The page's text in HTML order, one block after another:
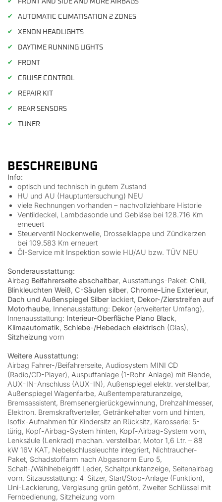
✔ FRONT AND SIDE AND MORE AIRBAGS
✔ AUTOMATIC CLIMATISATION 2 ZONES
✔ XENON HEADLIGHTS
✔ DAYTIME RUNNING LIGHTS
✔ FRONT
✔ CRUISE CONTROL
✔ REPAIR KIT
✔ REAR SENSORS
✔ TUNER
BESCHREIBUNG
Info:
optisch und technisch in gutem Zustand
HU und AU (Hauptuntersuchung) NEU
viele Rechnungen vorhanden – nachvollziehbare Historie
Ventildeckel, Lambdasonde und Gebläse bei 128.716 Km
erneuert
Steuerventil Nockenwelle, Drosselklappe und Zündkerzen
bei 109.583 Km erneuert
Öl-Service mit Inspektion sowie HU/AU bzw. TÜV NEU
Sonderausstattung:
Airbag Beifahrerseite abschaltbar, Ausstattungs-Paket: Chili,
Blinkleuchten Weiß, C-Säulen silber, Chrome-Line Exterieur,
Dach und Außenspiegel Silber lackiert, Dekor-/Zierstreifen auf
Motorhaube, Innenausstattung: Dekor (erweiterter Umfang),
Innenausstattung: Interieur-Oberfläche Piano Black,
Klimaautomatik, Schiebe-/Hebedach elektrisch (Glas),
Sitzheizung vorn
Weitere Ausstattung:
Airbag Fahrer-/Beifahrerseite, Audiosystem MINI CD
(Radio/CD-Player), Auspuffanlage (1-Rohr-Anlage) mit Blende,
AUX-IN-Anschluss (AUX-IN), Außenspiegel elektr. verstellbar,
Außenspiegel Wagenfarbe, Außentemperaturanzeige,
Bremsassistent, Bremsenergierückgewinnung, Drehzahlmesser,
Elektron. Bremskraftverteiler, Getränkehalter vorn und hinten,
Isofix-Aufnahmen für Kindersitz an Rücksitz, Karosserie: 5-
türig, Kopf-Airbag-System hinten, Kopf-Airbag-System vorn,
Lenksäule (Lenkrad) mechan. verstellbar, Motor 1,6 Ltr. – 88
kW 16V KAT, Nebelschlussleuchte integriert, Nichtraucher-
Paket, Schadstoffarm nach Abgasnorm Euro 5,
Schalt-/Wählhebelgriff Leder, Schaltpunktanzeige, Seitenairbag
vorn, Sitzausstattung: 4-Sitzer, Start/Stop-Anlage (Funktion),
Uni-Lackierung, Verglasung grün getönt, Zweiter Schlüssel mit
Fernbedienung, Sitzheizung vorn